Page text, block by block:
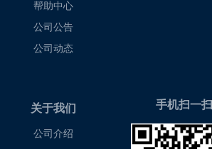
帮助中心
公司公告
公司动态
关于我们
公司介绍
手机扫一扫